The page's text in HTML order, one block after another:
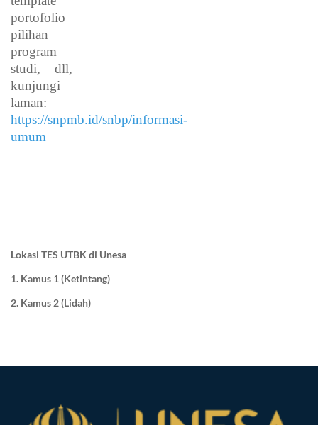
portofolio
pilihan
program
studi, dll,
kunjungi
laman:
https://snpmb.id/snbp/informasi-
umum
Lokasi TES UTBK di Unesa
1. Kamus 1 (Ketintang)
2. Kamus 2 (Lidah)